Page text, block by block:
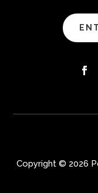
Copyright © 2026